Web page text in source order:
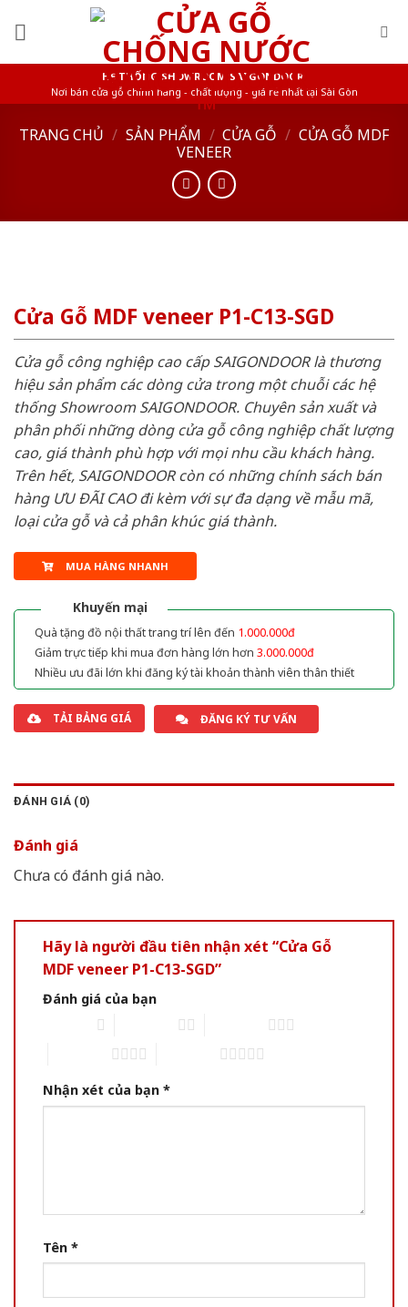
HỆ THỐNG SHOWROOM SAIGONDOOR
Nơi bán cửa gỗ chính hãng - chất lượng - giá rẻ nhất tại Sài Gòn
TRANG CHỦ / SẢN PHẨM / CỬA GỖ / CỬA GỖ MDF
VENEER
Cửa Gỗ MDF veneer P1-C13-SGD
Cửa gỗ công nghiệp cao cấp SAIGONDOOR là thương
hiệu sản phẩm các dòng cửa trong một chuỗi các hệ
thống Showroom SAIGONDOOR. Chuyên sản xuất và
phân phối những dòng cửa gỗ công nghiệp chất lượng
cao, giá thành phù hợp với mọi nhu cầu khách hàng.
Trên hết, SAIGONDOOR còn có những chính sách bán
hàng ƯU ĐÃI CAO đi kèm với sự đa dạng về mẫu mã,
loại cửa gỗ và cả phân khúc giá thành.
MUA HÀNG NHANH
Khuyến mại
Quà tặng đồ nội thất trang trí lên đến 1.000.000đ
Giảm trực tiếp khi mua đơn hàng lớn hơn 3.000.000đ
Nhiều ưu đãi lớn khi đăng ký tài khoản thành viên thân thiết
TẢI BẢNG GIÁ ĐĂNG KÝ TƯ VẤN
ĐÁNH GIÁ (0)
Đánh giá
Chưa có đánh giá nào.
Hãy là người đầu tiên nhận xét “Cửa Gỗ
MDF veneer P1-C13-SGD”
Đánh giá của bạn
Nhận xét của bạn *
Tên *